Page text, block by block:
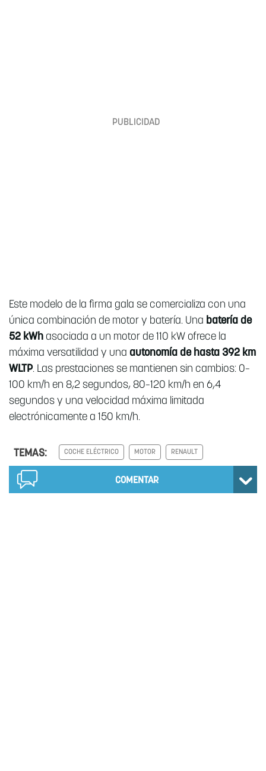
Este modelo de la firma gala se comercializa con una
única combinación de motor y batería. Una batería de
52 kWh asociada a un motor de 110 kW ofrece la
máxima versatilidad y una autonomía de hasta 392 km
WLTP. Las prestaciones se mantienen sin cambios: 0–
100 km/h en 8,2 segundos, 80–120 km/h en 6,4
segundos y una velocidad máxima limitada
electrónicamente a 150 km/h.
TEMAS: COCHE ELÉCTRICO MOTOR RENAULT
COMENTAR